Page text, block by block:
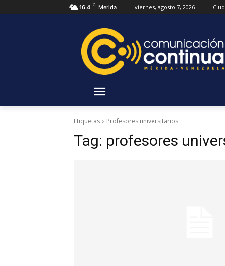
16.4 C Merida viernes, agosto 7, 2026
Etiquetas Profesores universitarios
Tag: profesores